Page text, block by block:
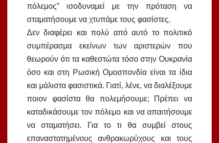
πόλεμος” ισοδυναμεί με την πρόταση να
σταματήσουμε να χτυπάμε τους φασίστες.
Δεν διαφέρει και πολύ από αυτό το πολιτικό
συμπέρασμα εκείνων των αριστερών που
θεωρούν ότι τα καθεστώτα τόσο στην Ουκρανία
όσο και στη Ρωσική Ομοσπονδία είναι τα ίδια
και μάλιστα φασιστικά. Γιατί, λένε, να διαλέξουμε
ποιον φασίστα θα πολεμήσουμε; Πρέπει να
καταδικάσουμε τον πόλεμο και να απαιτήσουμε
να σταματήσει. Για το τι θα συμβεί στους
επαναστατημένους ανθρακωρύχους και τους